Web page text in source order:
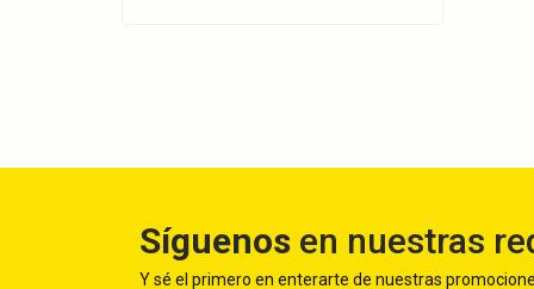
Síguenos en nuestras
Y sé el primero en enterarte de nuestras